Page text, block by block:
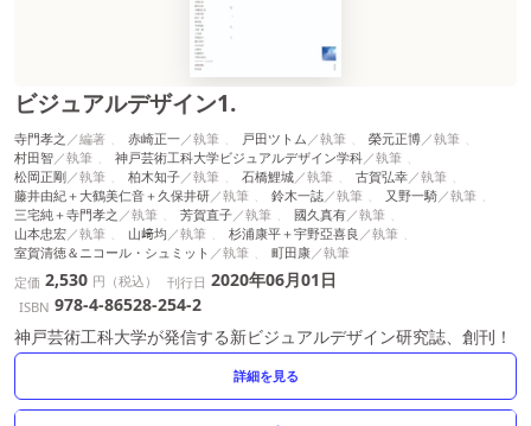
ビジュアルデザイン1.
寺門孝之 赤崎正一 戸田ツトム
榮元正博
村田智
神戸芸術工科大学ビジュアルデザイン学科
松岡正剛
柏木知子 石橋鯉城
古賀弘幸
藤井由紀＋大鶴美仁音＋久保井研
鈴木一誌
又野一騎
三宅純＋寺門孝之
芳賀直子
國久真有
山本忠宏
山﨑均
杉浦康平＋宇野亞喜良
室賀清徳＆ニコール・シュミット
町田康
定価 2,530 円（税込） 刊行日 2020年06月01日
ISBN 978-4-86528-254-2
神戸芸術工科大学が発信する新ビジュアルデザイン研究誌、創刊！
詳細を見る